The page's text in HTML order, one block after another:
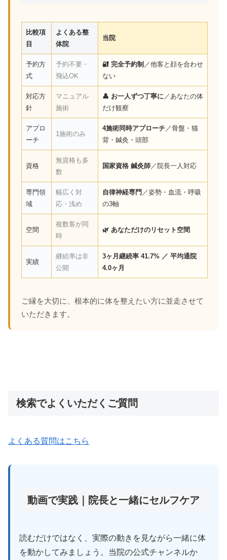
比較項
目
よくある整
体院
当院
予約方
式
予約不要・
飛込OK
🔐 完全予約制 ／他客と顔を合わせ
ない
対応方
針
マニュアル
施術
👤 お一人ずつ丁寧に ／あなたの体
だけ観察
アプロ
ーチ
1施術のみ
4施術同時アプローチ ／骨盤・猫
背・鍼灸・頭部
資格
無資格も多
数
国家資格 鍼灸師 ／院長一人対応
専門領
域
幅広く対
応・浅め
自律神経専門 ／姿勢・血流・呼吸
の3軸
空間
複数客が同
時
🌿 あなただけのリセット空間
実績
継続率は非
公開
3ヶ月継続率 41.7% ／ 平均通院
4.0ヶ月
ご縁を大切に、根本的に体を整えたい方に並走させて
いただきます。
検索でよくいただくご質問
よくある質問はこちら
動画で実践｜院長と一緒にセルフケア
読むだけではなく、実際の動きを見ながら一緒に体
を動かしてみましょう。当院の公式チャンネルか